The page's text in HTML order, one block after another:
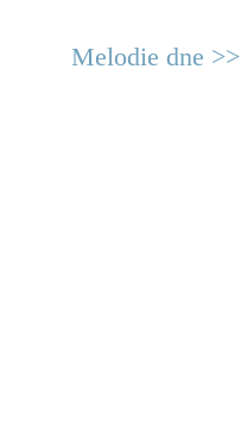
Melodie dne >>